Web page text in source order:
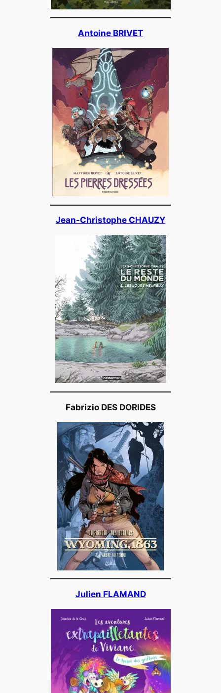
Antoine BRIVET
Jean-Christophe CHAUZY
Fabrizio DES DORIDES
Julien FLAMAND